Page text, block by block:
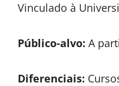
Vinculado à
Público-alvo: A
Diferenciais: